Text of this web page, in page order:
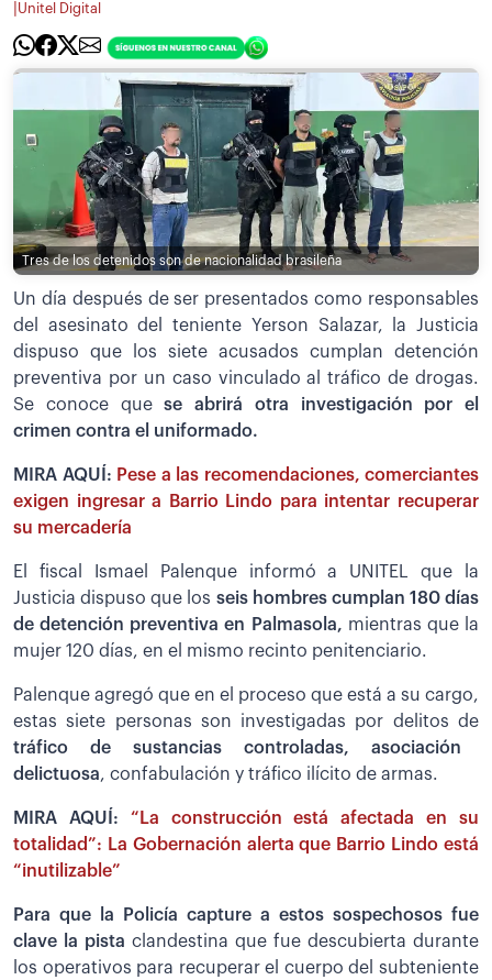
Unitel Digital
Tres de los detenidos son de nacionalidad brasileña
Un día después de ser presentados como responsables
del asesinato del teniente Yerson Salazar, la Justicia
dispuso que los siete acusados cumplan detención
preventiva por un caso vinculado al tráfico de drogas.
Se conoce quese abrirá otra investigación por el
crimen contra el uniformado.
MIRA AQUÍ: Pese a las recomendaciones, comerciantes
exigen ingresar a Barrio Lindo para intentar recuperar
su mercadería
El fiscal Ismael Palenque informó a UNITEL que la
Justicia dispuso que los seis hombres cumplan 180 días
de detención preventiva en Palmasola, mientras que la
mujer 120 días, en el mismo recinto penitenciario.
Palenque agregó que en el proceso que está a su cargo,
estas siete personas son investigadas por delitos de
tráfico de sustancias controladas, asociación
delictuosa, confabulación y tráfico ilícito de armas.
MIRA AQUÍ: “La construcción está afectada en su
totalidad”: La Gobernación alerta que Barrio Lindo está
“inutilizable”
Para que la Policía capture a estos sospechosos fue
clave la pista clandestina que fue descubierta durante
los operativos para recuperar el cuerpo del subteniente